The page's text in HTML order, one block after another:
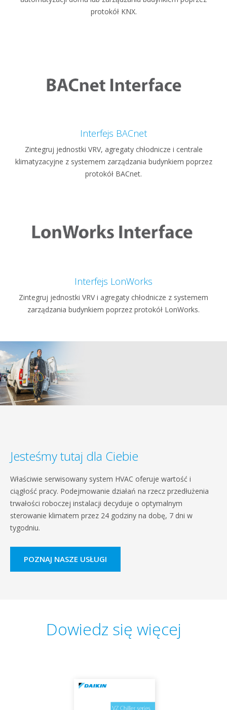
protokół KNX.
Interfejs BACnet
Zintegruj jednostki VRV, agregaty chłodnicze i centrale
klimatyzacyjne z systemem zarządzania budynkiem poprzez
protokół BACnet.
Interfejs LonWorks
Zintegruj jednostki VRV i agregaty chłodnicze z systemem
zarządzania budynkiem poprzez protokół LonWorks.
Jesteśmy tutaj dla Ciebie
Właściwie serwisowany system HVAC oferuje wartość i
ciągłość pracy. Podejmowanie działań na rzecz przedłużenia
trwałości roboczej instalacji decyduje o optymalnym
sterowanie klimatem przez 24 godziny na dobę, 7 dni w
tygodniu.
POZNAJ NASZE USŁUGI
Dowiedz się więcej